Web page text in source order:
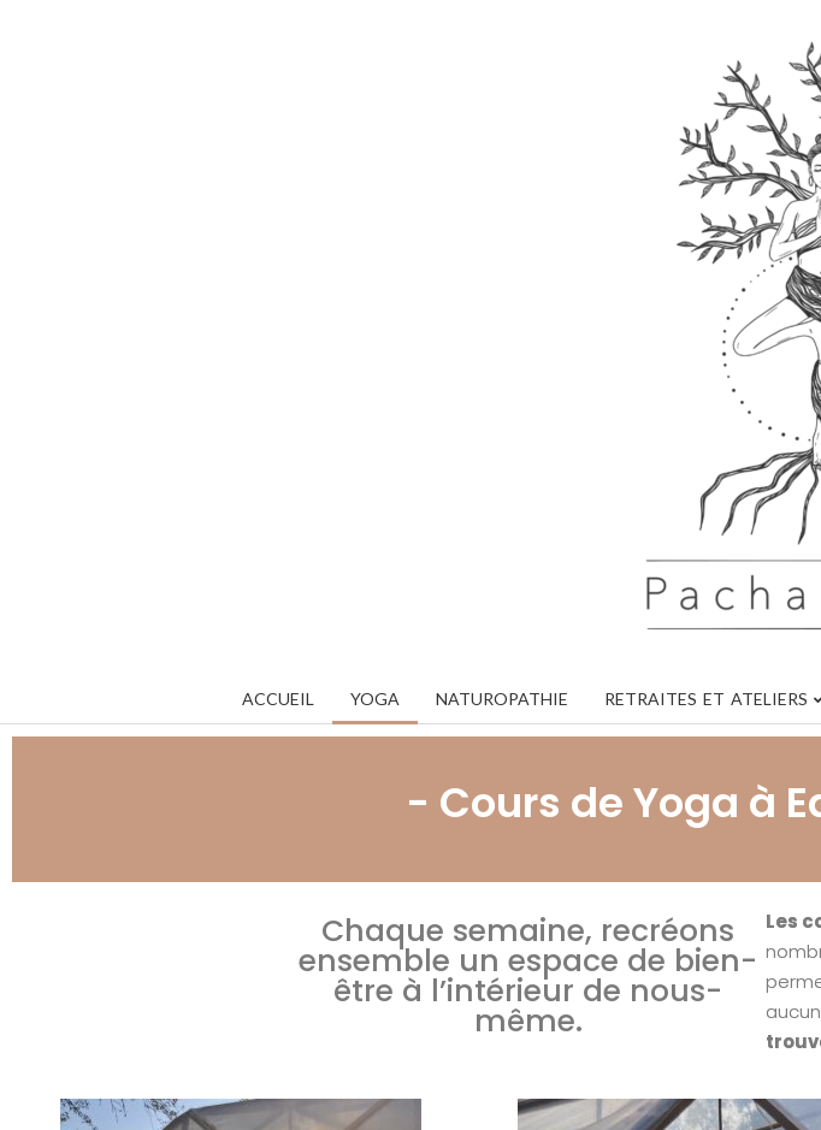
ACCUEIL YOGA NATUROPATHIE RETRAITES ET ATELIERS
- Cours de Yoga à
Chaque semaine, recréons
ensemble un espace de bien-
être à l’intérieur de nous-
même.
Les